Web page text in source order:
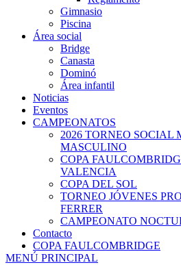
Gimnasio
Piscina
Área social
Bridge
Canasta
Dominó
Área infantil
Noticias
Eventos
CAMPEONATOS
2026 TORNEO SOCIAL
MASCULINO
COPA
VALENCIA
COPA DEL SOL
TORNEO JÓVENES
FERRER
CAMPEONATO
Contacto
COPA FAULCOMBRIDGE
MENÚ PRINCIPAL